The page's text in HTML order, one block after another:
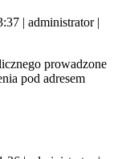
| administrator|
prowadzone
pod adresem